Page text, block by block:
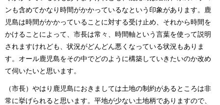
ンも含めてかなり時間がかかっているなという印象があります。鹿
児島は時間がかかっていることに対する受け止め、それから時間を
かけることによって、市長は常々、時間軸という言葉を使って説明
されますけれども、状況がどんどん悪くなっている状況もありま
す。オール鹿児島をその中でどのように構築していきたいのか改め
て伺いたいと思います。
（市長）やはり鹿児島におきましては土地の制約があるところは非
常に挙げられると思います。平地が少ない土地柄でありますので、